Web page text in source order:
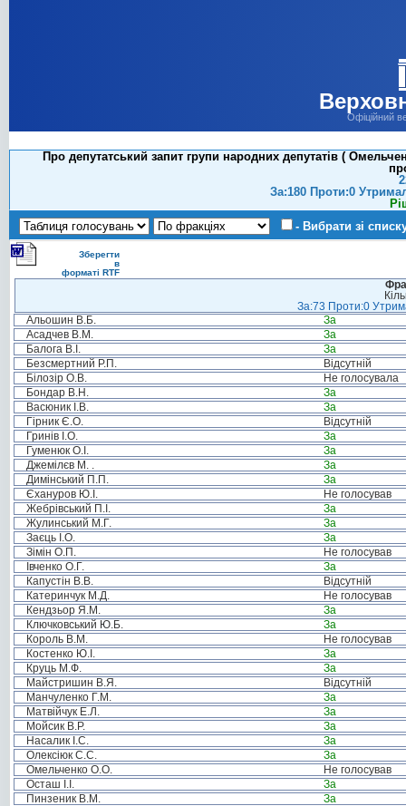
Офіційний
Про депутатський запит групи народних депутатів (
За:180 Проти:0
- Вибрати зі
Зберегти
в
форматі RTF
За:73 Проти:0
Альошин В.Б.
За
Асадчев В.М.
За
Балога В.І.
За
Безсмертний Р.П.
Відсутній
Білозір О.В.
Не голосувала
Бондар В.Н.
За
Васюник І.В.
За
Гірник Є.О.
Відсутній
Гринів І.О.
За
Гуменюк О.І.
За
Джемілєв М. .
За
Димінський П.П.
За
Єхануров Ю.І.
Не голосував
Жебрівський П.І.
За
Жулинський М.Г.
За
Заєць І.О.
За
Зімін О.П.
Не голосував
Івченко О.Г.
За
Капустін В.В.
Відсутній
Катеринчук М.Д.
Не голосував
Кендзьор Я.М.
За
Ключковський Ю.Б.
За
Король В.М.
Не голосував
Костенко Ю.І.
За
Круць М.Ф.
За
Майстришин В.Я.
Відсутній
Манчуленко Г.М.
За
Матвійчук Е.Л.
За
Мойсик В.Р.
За
Насалик І.С.
За
Олексіюк С.С.
За
Омельченко О.О.
Не голосував
Осташ І.І.
За
Пинзеник В.М.
За